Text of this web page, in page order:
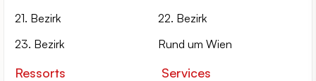
21. Bezirk
22. Bezirk
23. Bezirk
Rund um Wien
Ressorts Services